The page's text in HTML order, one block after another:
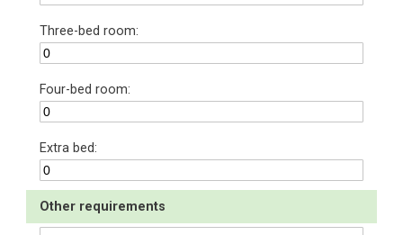
Three-bed room:
Four-bed room:
Extra bed:
Other requirements